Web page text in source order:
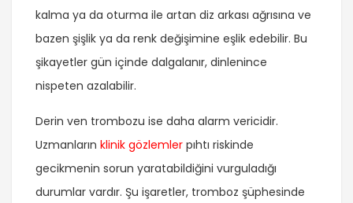
kalma ya da oturma ile artan diz arkası ağrısına ve
bazen şişlik ya da renk değişimine eşlik edebilir. Bu
şikayetler gün içinde dalgalanır, dinlenince
nispeten azalabilir.
Derin ven trombozu ise daha alarm vericidir.
Uzmanların klinik gözlemler pıhtı riskinde
gecikmenin sorun yaratabildiğini vurguladığı
durumlar vardır. Şu işaretler, tromboz şüphesinde